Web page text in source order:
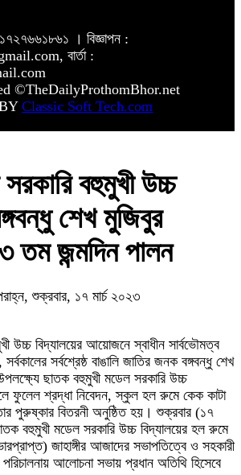
। বিজ্ঞাপন :
বার্তা :
©TheDailyProthomBhor.net
Classic Soft Tech.com
বহুমুখী উচ্চ
শেখ মুজিবুর
তম জন্মদিন পালন
শুক্রবার, ১৭ মার্চ ২০২৩
উচ্চ বিদ্যালয়ের আয়োজনে স্বাধীন সার্বভৌমত্ব
সর্বশ্রেষ্ঠ বাঙালি জাতির জনক বঙ্গবন্ধু শেখ
ছাতক বহুমুখী মডেল সরকারি উচ্চ
ফুলেল শ্রদ্ধা নিবেদন, স্কুল হল রুমে কেক কাটা
পুরুষ্কার বিতরনী অনুষ্ঠিত হয়। শুক্রবার (১৭
বহুমুখী মডেল সরকারি উচ্চ বিদ্যালয়ের হল রুমে
জাহাঙ্গীর আজাদের সভাপতিত্বে ও সহকারী
আলোচনা সভায় প্রধান অতিথি হিসেবে